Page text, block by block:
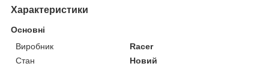
Характеристики
Основні
Виробник
Racer
Стан
Новий